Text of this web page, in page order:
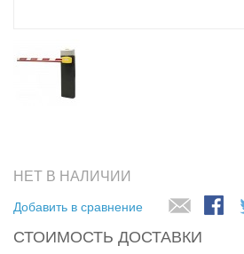
НЕТ В НАЛИЧИИ
Добавить в сравнение
СТОИМОСТЬ ДОСТАВКИ